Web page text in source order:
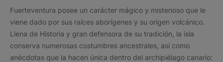
Fuerteventura posee un carácter mágico y misterioso que le
viene dado por sus raíces aborígenes y su origen volcánico.
Llena de Historia y gran defensora de su tradición, la isla
conserva numerosas costumbres ancestrales, así como
anécdotas que la hacen única dentro del archipiélago canario: